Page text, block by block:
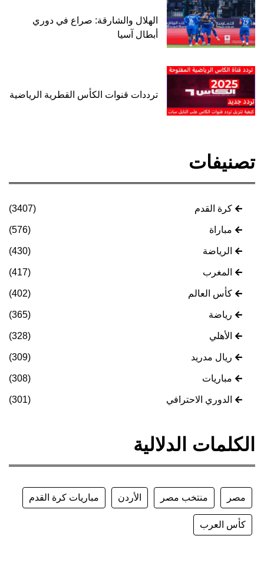
الهلال والشارقة: صراع في دوري
أبطال آسيا
ترددات قنوات الكأس القطرية الرياضية
تصنيفات
كرة القدم (3407)
مباراة (576)
الرياضة (430)
المغرب (417)
كأس العالم (402)
رياضة (365)
الأهلي (328)
ريال مدريد (309)
مباريات (308)
الدوري الاحترافي (301)
الكلمات الدلالية
مصر منتخب مصر الأردن مباريات كرة القدم
كأس العرب